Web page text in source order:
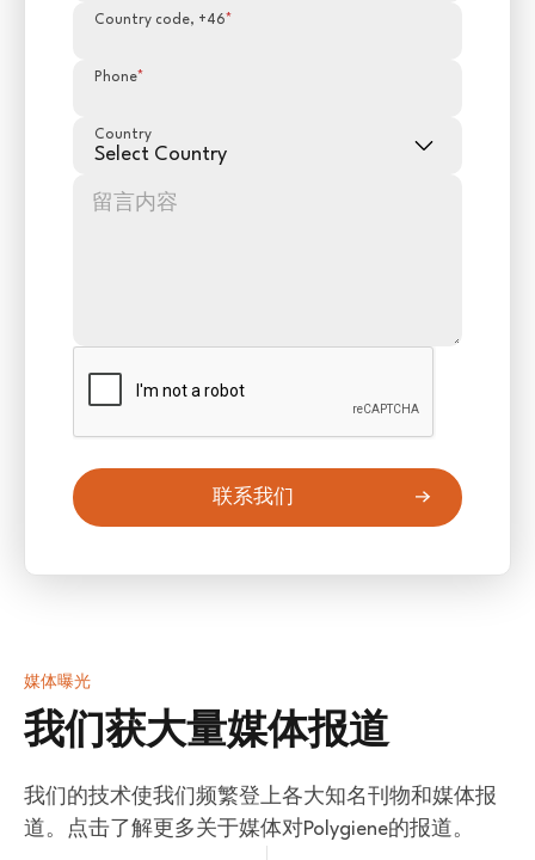
Country code, +46*
Phone*
Country
留言内容
联系我们
媒体曝光
我们获大量媒体报道
我们的技术使我们频繁登上各大知名刊物和媒体报
道。点击了解更多关于媒体对Polygiene的报道。